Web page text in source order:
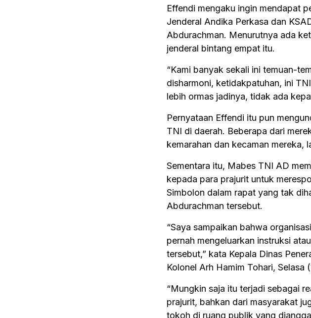
Effendi mengaku ingin mendapat
Jenderal Andika Perkasa dan
Abdurachman. Menurutnya ada
jenderal bintang empat itu.
“Kami banyak sekali ini temuan-
disharmoni, ketidakpatuhan, ini
lebih ormas jadinya, tidak ada
Pernyataan Effendi itu pun
TNI di daerah. Beberapa dari
kemarahan dan kecaman mereka,
Sementara itu, Mabes TNI AD
kepada para prajurit untuk
Simbolon dalam rapat yang tak
Abdurachman tersebut.
“Saya sampaikan bahwa
pernah mengeluarkan instruksi
tersebut,” kata Kepala Dinas
Kolonel Arh Hamim Tohari, Selasa
“Mungkin saja itu terjadi sebagai
prajurit, bahkan dari masyarakat
tokoh di ruang publik yang